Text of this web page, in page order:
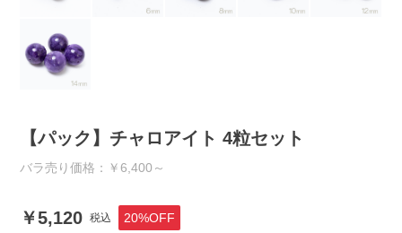
【パック】チャロアイト 4粒セット
バラ売り価格：￥6,400～
5,120 税込 20%OFF